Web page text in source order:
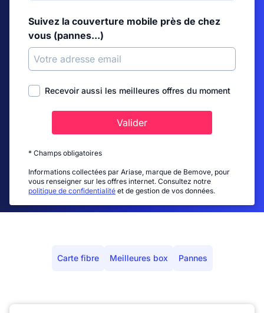
Suivez la couverture mobile près de chez
vous (pannes...)
Recevoir aussi les meilleures offres du moment
Valider
* Champs obligatoires
Informations collectées par Ariase, marque de Bemove, pour
vous renseigner sur les offres internet. Consultez notre
politique de confidentialité et de gestion de vos données.
Carte fibre Meilleures box Pannes